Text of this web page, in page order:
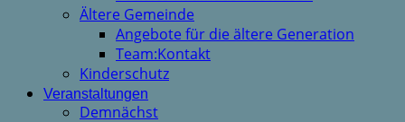
Ältere Gemeinde
Angebote für die ältere Generation
Team:Kontakt
Kinderschutz
Veranstaltungen
Demnächst